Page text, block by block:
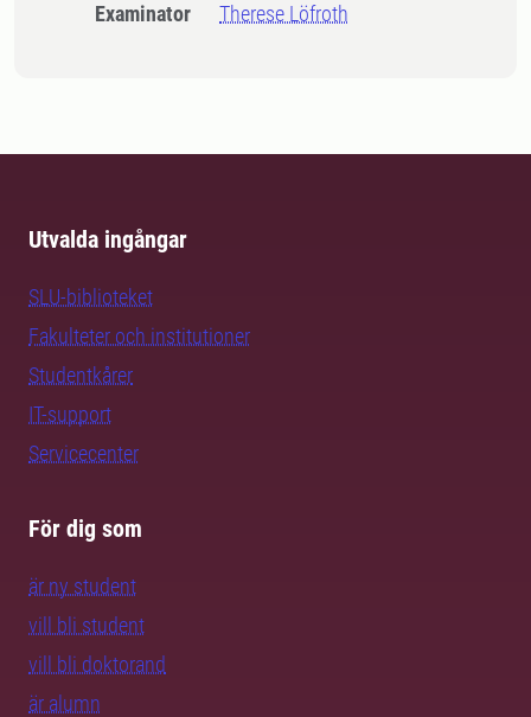
Examinator Therese Löfroth
Utvalda ingångar
SLU-biblioteket
Fakulteter och institutioner
Studentkårer
IT-support
Servicecenter
För dig som
är ny student
vill bli student
vill bli doktorand
är alumn